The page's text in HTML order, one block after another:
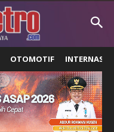
OTOMOTIF